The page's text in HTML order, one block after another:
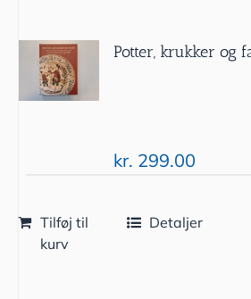
Potter, krukker og
kr. 299.00
Tilføj til
kurv
Detaljer